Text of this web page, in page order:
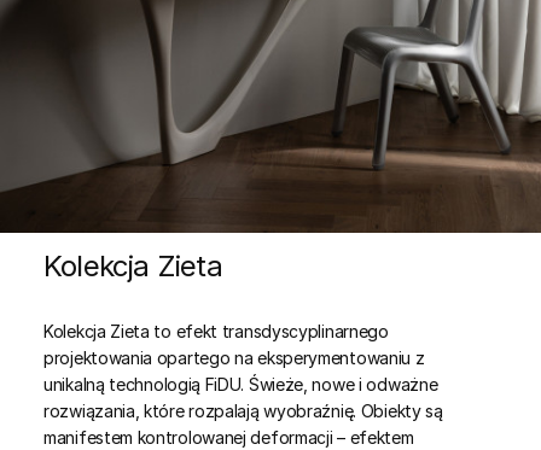
Kolekcja Zieta
Kolekcja Zieta to efekt transdyscyplinarnego
projektowania opartego na eksperymentowaniu z
unikalną technologią FiDU. Świeże, nowe i odważne
rozwiązania, które rozpalają wyobraźnię. Obiekty są
manifestem kontrolowanej deformacji – efektem